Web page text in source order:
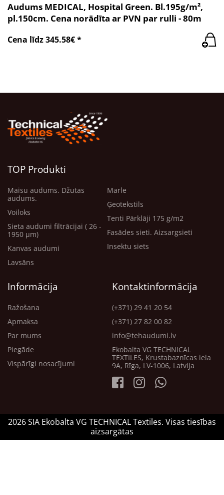
Audums MEDICAL, Hospital Green. Bl.195g/m²,
pl.150cm. Cena norādīta ar PVN par rulli - 80m
Cena līdz 345.58€ *
TOP Produkti
Maisu audums. Džutas
audums.
Voiloks
Sieta audumi filtrācijai ( 26 -
1950 μm)
Kanvas audumi
Lavsāns
Marle
Ģeotekstils
Tenti Pārklāji 175 g/m2
Fasādes sieti. Aizsargsieti
Insektu siets
Informācija
Ražošana
Apmaksa
Par mums
Piegāde
Vispārīgi nosacījumi
Kontaktinformācija
(+371) 29 41 20 54
(+371) 27 82 00 82
info@tehaudumi.lv
Ekobalta VG TECHNICAL
TEXTILES, Krustabaznīcas iela
9A, Rīga, LV-1006, Latvija
2026 SIA Ekobalta VG TECHNICAL Textiles. Visas tiesības
aizsargātas